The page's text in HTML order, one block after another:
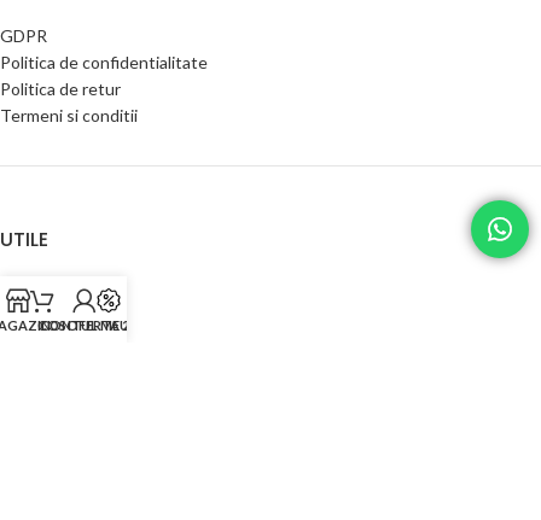
GDPR
Politica de confidentialitate
Politica de retur
Termeni si conditii
UTILE
Contact
Despre noi
COS
CONTUL MEU
OFERTA 2024